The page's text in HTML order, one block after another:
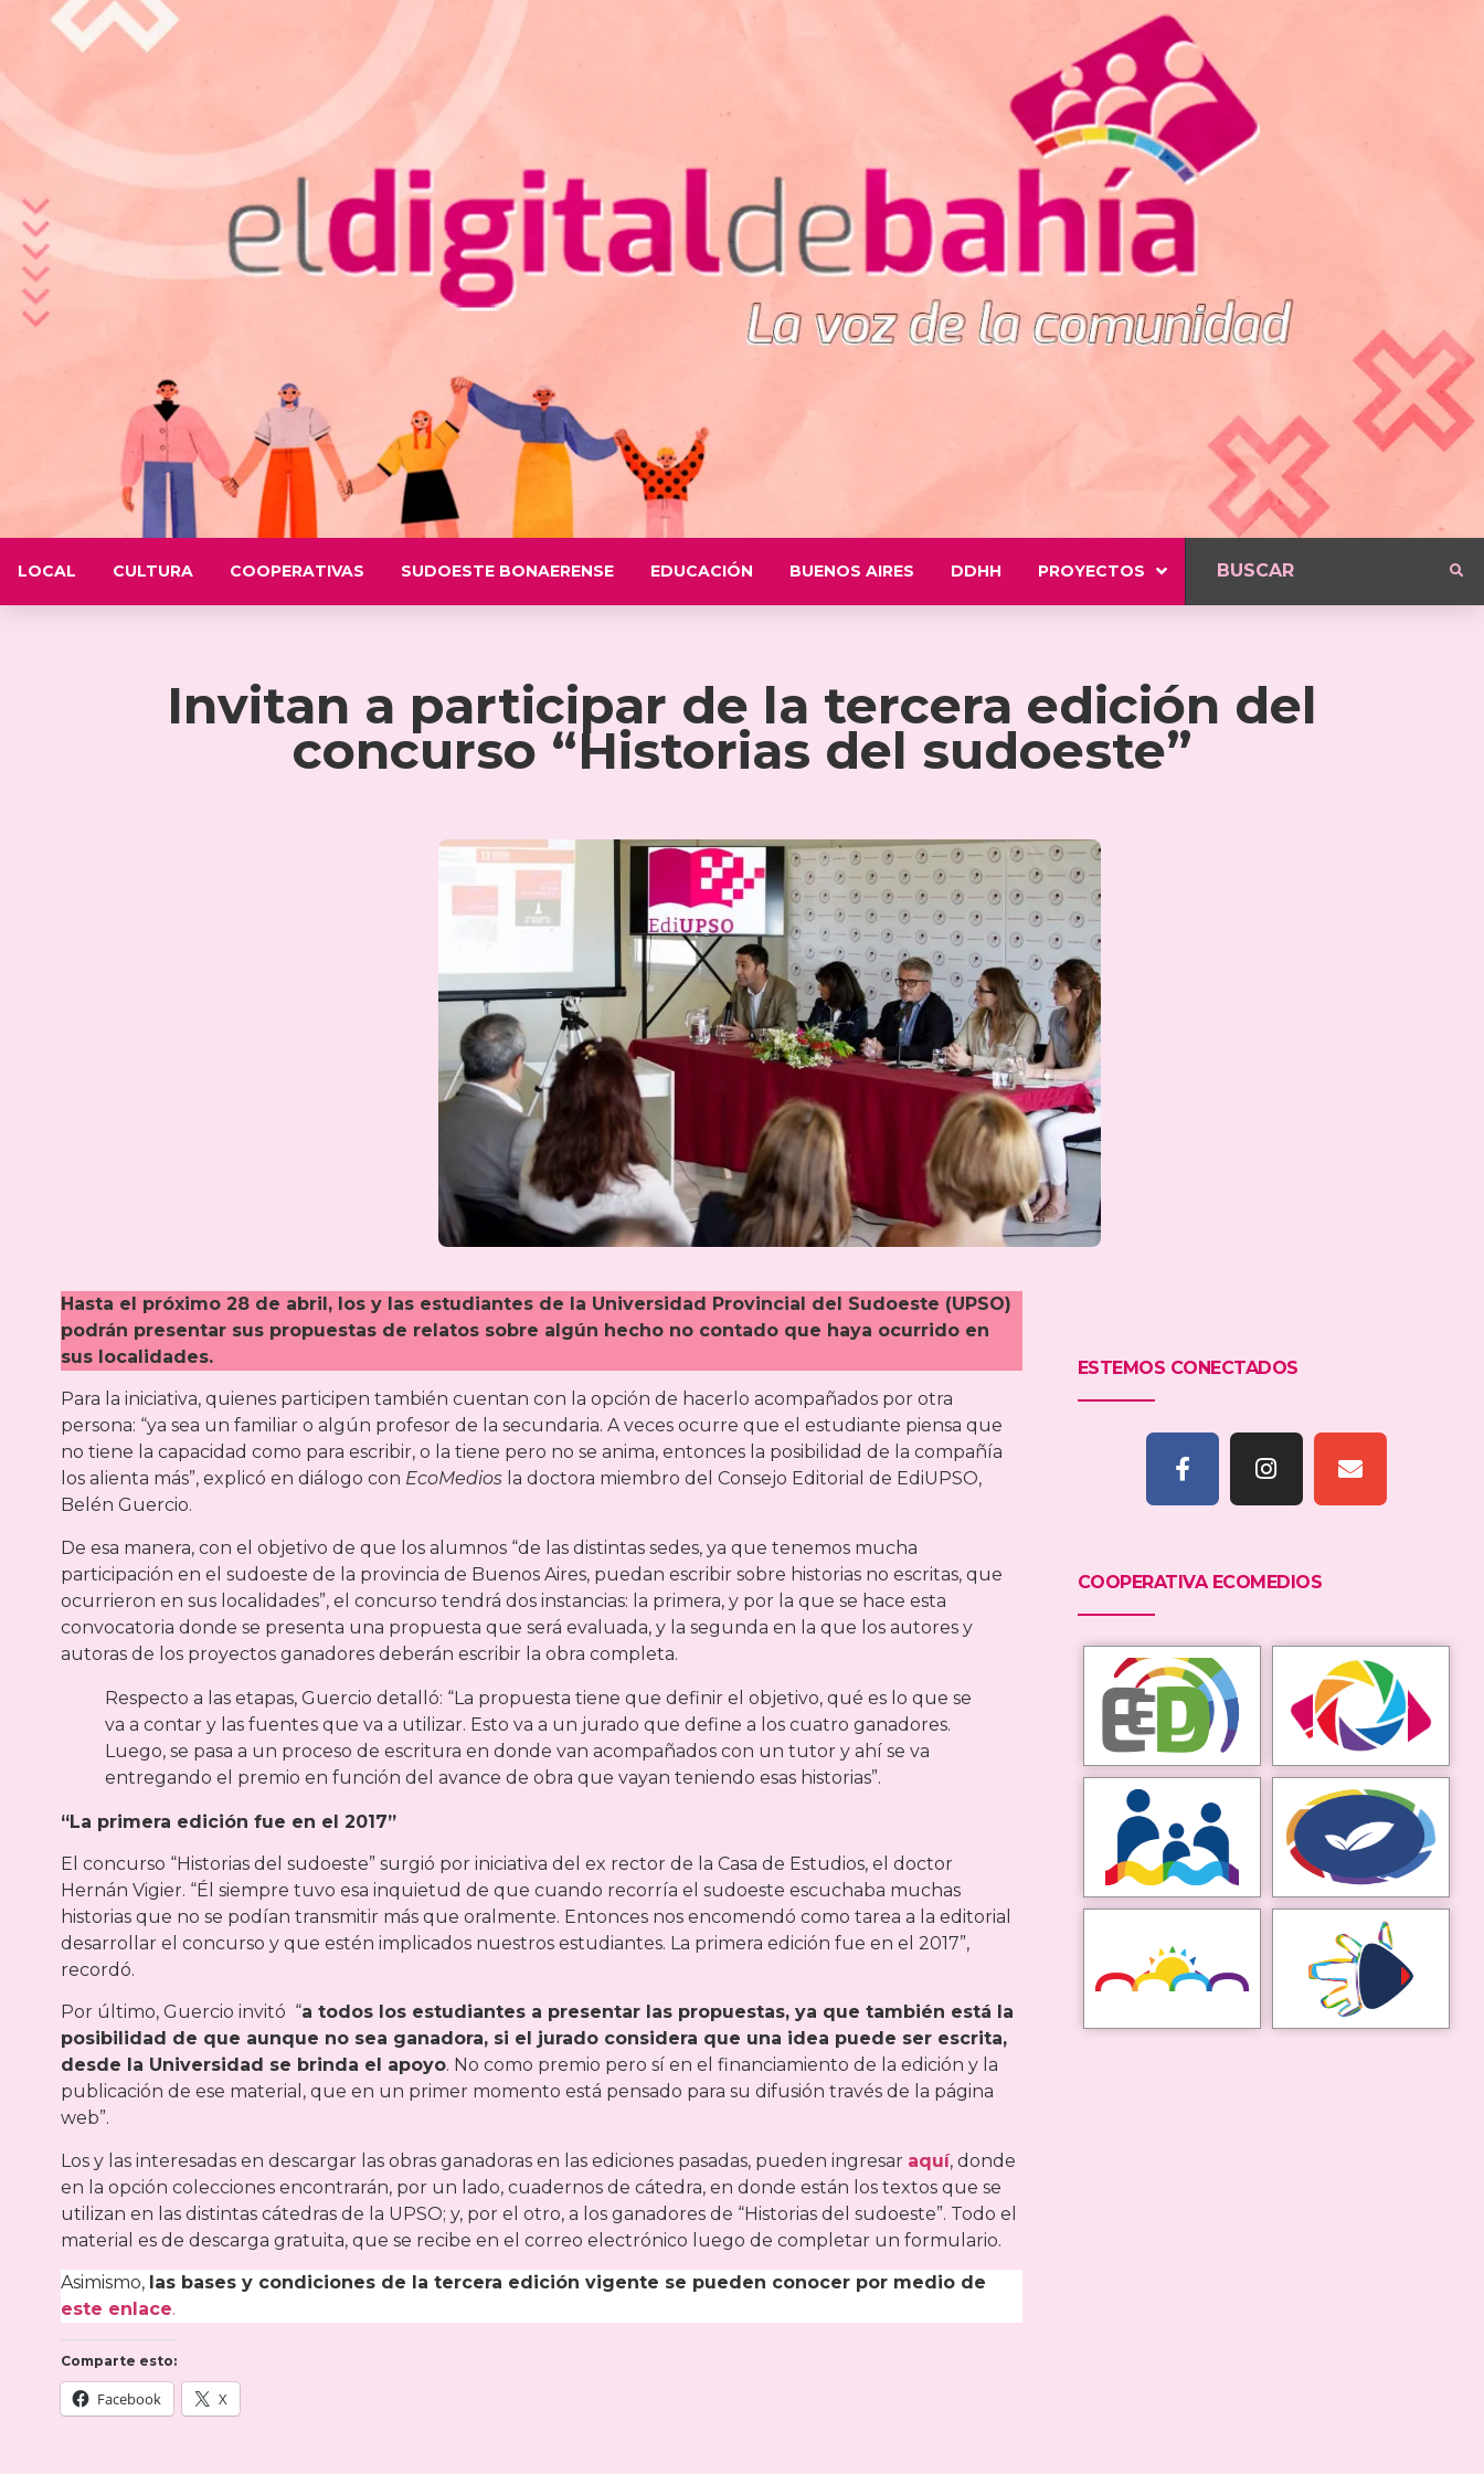
LOCAL CULTURA COOPERATIVAS SUDOESTE BONAERENSE EDUCACIÓN BUENOS AIRES DDHH PROYECTOS
Invitan a participar de la tercera edición del
concurso “Historias del sudoeste”
Hasta el próximo 28 de abril, los y las estudiantes de la Universidad Provincial del Sudoeste (UPSO)
podrán presentar sus propuestas de relatos sobre algún hecho no contado que haya ocurrido en
sus localidades.
Para la iniciativa, quienes participen también cuentan con la opción de hacerlo acompañados por otra
persona: “ya sea un familiar o algún profesor de la secundaria. A veces ocurre que el estudiante piensa que
no tiene la capacidad como para escribir, o la tiene pero no se anima, entonces la posibilidad de la compañía
los alienta más”, explicó en diálogo con EcoMedios la doctora miembro del Consejo Editorial de EdiUPSO,
Belén Guercio.
De esa manera, con el objetivo de que los alumnos “de las distintas sedes, ya que tenemos mucha
participación en el sudoeste de la provincia de Buenos Aires, puedan escribir sobre historias no escritas, que
ocurrieron en sus localidades”, el concurso tendrá dos instancias: la primera, y por la que se hace esta
convocatoria donde se presenta una propuesta que será evaluada, y la segunda en la que los autores y
autoras de los proyectos ganadores deberán escribir la obra completa.
Respecto a las etapas, Guercio detalló: “La propuesta tiene que definir el objetivo, qué es lo que se
va a contar y las fuentes que va a utilizar. Esto va a un jurado que define a los cuatro ganadores.
Luego, se pasa a un proceso de escritura en donde van acompañados con un tutor y ahí se va
entregando el premio en función del avance de obra que vayan teniendo esas historias”.
“La primera edición fue en el 2017”
El concurso “Historias del sudoeste” surgió por iniciativa del ex rector de la Casa de Estudios, el doctor
Hernán Vigier. “Él siempre tuvo esa inquietud de que cuando recorría el sudoeste escuchaba muchas
historias que no se podían transmitir más que oralmente. Entonces nos encomendó como tarea a la editorial
desarrollar el concurso y que estén implicados nuestros estudiantes. La primera edición fue en el 2017”,
recordó.
Por último, Guercio invitó “a todos los estudiantes a presentar las propuestas, ya que también está la
posibilidad de que aunque no sea ganadora, si el jurado considera que una idea puede ser escrita,
desde la Universidad se brinda el apoyo. No como premio pero sí en el financiamiento de la edición y la
publicación de ese material, que en un primer momento está pensado para su difusión través de la página
web”.
Los y las interesadas en descargar las obras ganadoras en las ediciones pasadas, pueden ingresar aquí, donde
en la opción colecciones encontrarán, por un lado, cuadernos de cátedra, en donde están los textos que se
utilizan en las distintas cátedras de la UPSO; y, por el otro, a los ganadores de “Historias del sudoeste”. Todo el
material es de descarga gratuita, que se recibe en el correo electrónico luego de completar un formulario.
Asimismo, las bases y condiciones de la tercera edición vigente se pueden conocer por medio de
este enlace.
Comparte esto:
Facebook X
ESTEMOS CONECTADOS
COOPERATIVA ECOMEDIOS